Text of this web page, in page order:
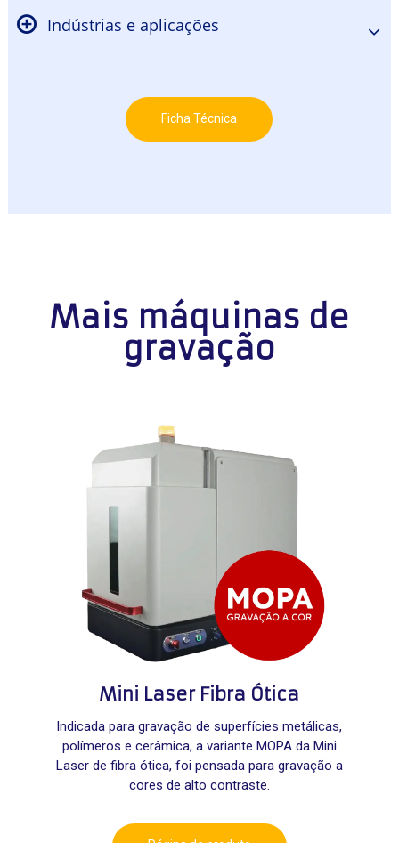
Indústrias e aplicações
Ficha Técnica
Mais máquinas de
gravação
Mini Laser Fibra Ótica
Indicada para gravação de superfícies metálicas,
polímeros e cerâmica, a variante MOPA da Mini
Laser de fibra ótica, foi pensada para gravação a
cores de alto contraste.